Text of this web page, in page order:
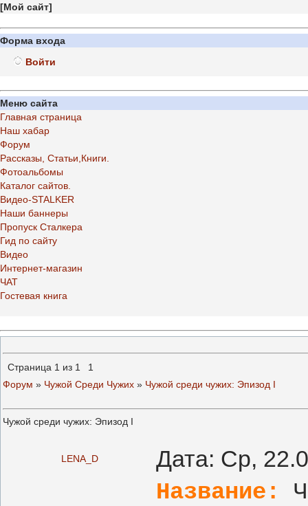
[Мой сайт]
Форма входа
Войти
Меню сайта
Главная страница
Наш хабар
Форум
Рассказы, Статьи,Книги.
Фотоальбомы
Каталог сайтов.
Видео-STALKER
Наши баннеры
Пропуск Сталкера
Гид по сайту
Видео
Интернет-магазин
ЧАТ
Гостевая книга
Страница 1 из 1
1
Форум » Чужой Среди Чужих » Чужой среди чужих: Эпизод I
Чужой среди чужих: Эпизод I
LENA_D Дата: Ср,
Название: